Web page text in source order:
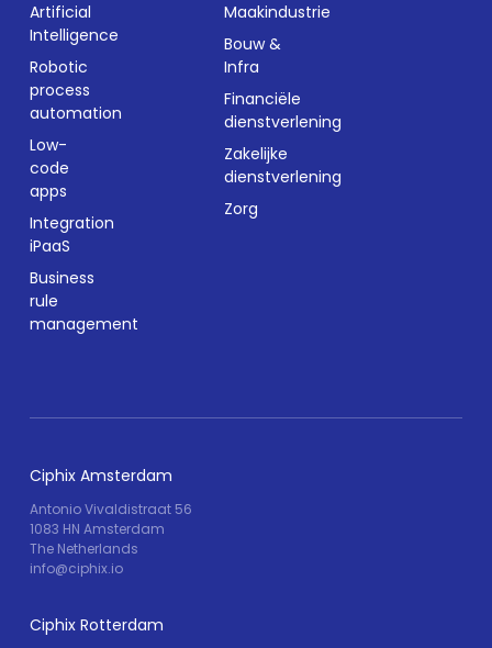
Artificial
Intelligence
Robotic
process
automation
Low-
code
apps
Integration
iPaaS
Business
rule
management
Maakindustrie
Bouw &
Infra
Financiële
dienstverlening
Zakelijke
dienstverlening
Zorg
Ciphix Amsterdam
Antonio Vivaldistraat 56
1083 HN Amsterdam
The Netherlands
info@ciphix.io
Ciphix Rotterdam